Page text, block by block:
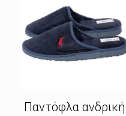
Παντόφλα ανδρική